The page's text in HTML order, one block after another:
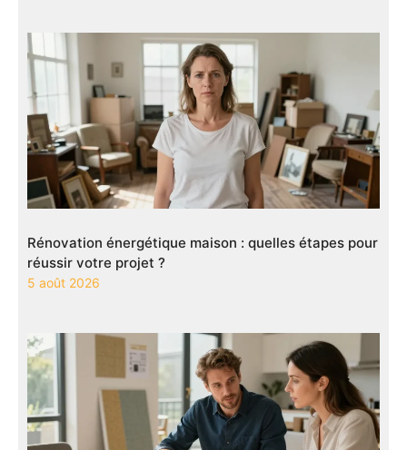
Rénovation énergétique maison : quelles étapes pour
réussir votre projet ?
5 août 2026